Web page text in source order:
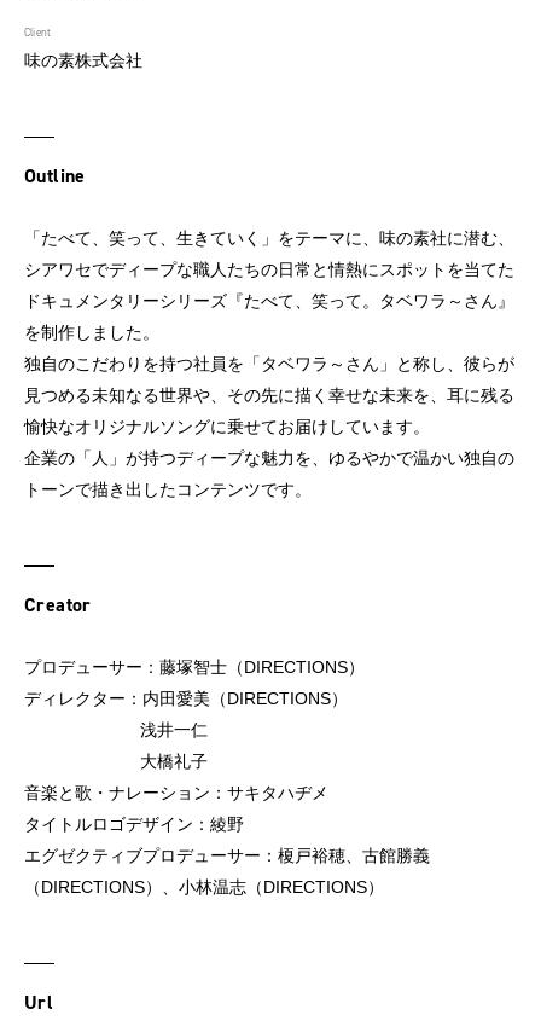
Client
味の素株式会社
Outline
「たべて、笑って、生きていく」をテーマに、味の素社に潜む、
シアワセでディープな職人たちの日常と情熱にスポットを当てた
ドキュメンタリーシリーズ『たべて、笑って。タベワラ～さん』
を制作しました。
独自のこだわりを持つ社員を「タベワラ～さん」と称し、彼らが
見つめる未知なる世界や、その先に描く幸せな未来を、耳に残る
愉快なオリジナルソングに乗せてお届けしています。
企業の「人」が持つディープな魅力を、ゆるやかで温かい独自の
トーンで描き出したコンテンツです。
Creator
プロデューサー：藤塚智士（DIRECTIONS）
ディレクター：内田愛美（DIRECTIONS）
浅井一仁
大橋礼子
音楽と歌・ナレーション：サキタハヂメ
タイトルロゴデザイン：綾野
エグゼクティブプロデューサー：榎戸裕穂、古館勝義
（DIRECTIONS）、小林温志（DIRECTIONS）
Url